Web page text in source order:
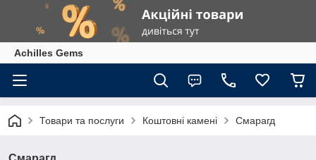
Achilles Gems
Товари та послуги Коштовні камені Смарагд